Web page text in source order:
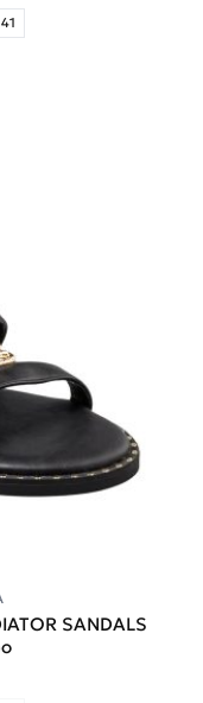
41
SANDALS
was: €59.90.
τρέχουσα τιμή